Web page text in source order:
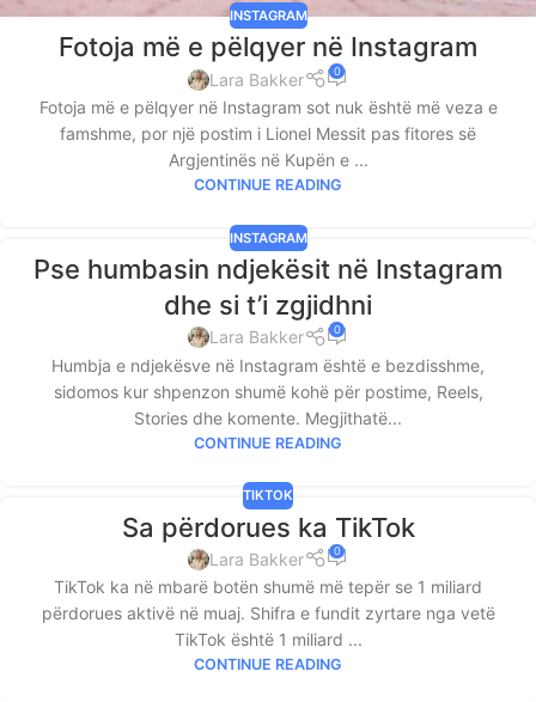
INSTAGRAM
Fotoja më e pëlqyer në Instagram
Lara Bakker 0
Fotoja më e pëlqyer në Instagram sot nuk është më veza e
famshme, por një postim i Lionel Messit pas fitores së
Argjentinës në Kupën e ...
CONTINUE READING
INSTAGRAM
Pse humbasin ndjekësit në Instagram
dhe si t’i zgjidhni
Lara Bakker 0
Humbja e ndjekësve në Instagram është e bezdisshme,
sidomos kur shpenzon shumë kohë për postime, Reels,
Stories dhe komente. Megjithatë...
CONTINUE READING
TIKTOK
Sa përdorues ka TikTok
Lara Bakker 0
TikTok ka në mbarë botën shumë më tepër se 1 miliard
përdorues aktivë në muaj. Shifra e fundit zyrtare nga vetë
TikTok është 1 miliard ...
CONTINUE READING